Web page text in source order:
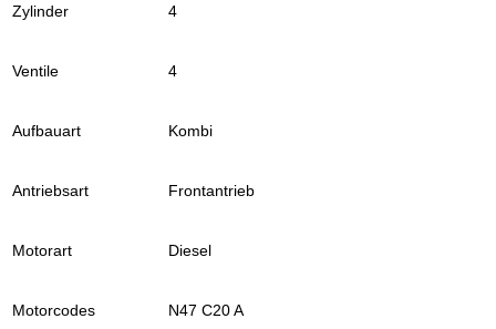
Zylinder 4
Ventile 4
Aufbauart Kombi
Antriebsart Frontantrieb
Motorart Diesel
Motorcodes N47 C20 A